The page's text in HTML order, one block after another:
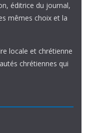
éditrice du journal,
mêmes choix et la
locale et chrétienne
chrétiennes qui